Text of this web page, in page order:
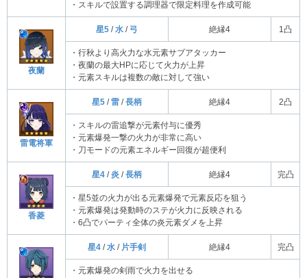
・スキルで設置する調理器で限定料理を作成可能
夜蘭
星5 /水 / 弓 絶縁4 1凸
・行秋より高火力な水元素サブアタッカー
・夜蘭の最大HPに応じて火力が上昇
・元素スキルは複数の敵に対して強い
雷電将軍
星5 /雷 /長柄 絶縁4 2凸
・スキルの雷追撃が元素付与に優秀
・元素爆発一撃の火力が非常に高い
・刀モードの元素エネルギー回復が超便利
香菱
星4 /炎 /長柄 絶縁4 完凸
・星5並の火力が出る元素爆発で元素反応を狙う
・元素爆発は発動時のステが火力に反映される
・6凸でパーティ全体の炎元素ダメを上昇
星4 /水 / 片手剣 絶縁4 完凸
・元素爆発の剣雨で火力を出せる